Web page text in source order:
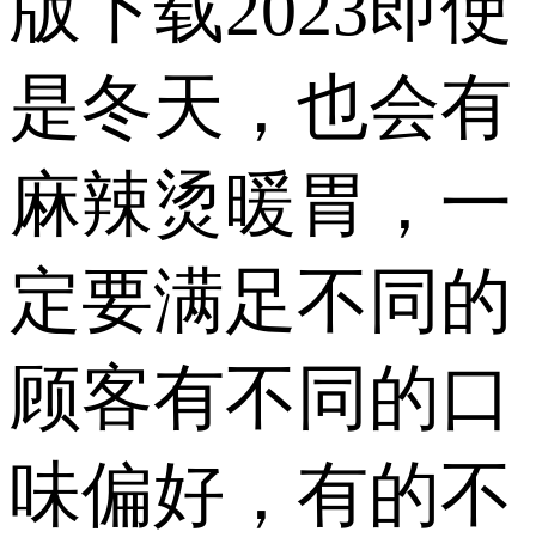
是冬天，也会有
麻辣烫暖胃，一
定要满足不同的
顾客有不同的口
味偏好，有的不